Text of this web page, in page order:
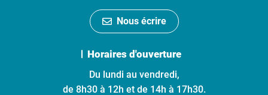
Nous écrire
Horaires d'ouverture
Du lundi au vendredi,
de 8h30 à 12h et de 14h à 17h30.